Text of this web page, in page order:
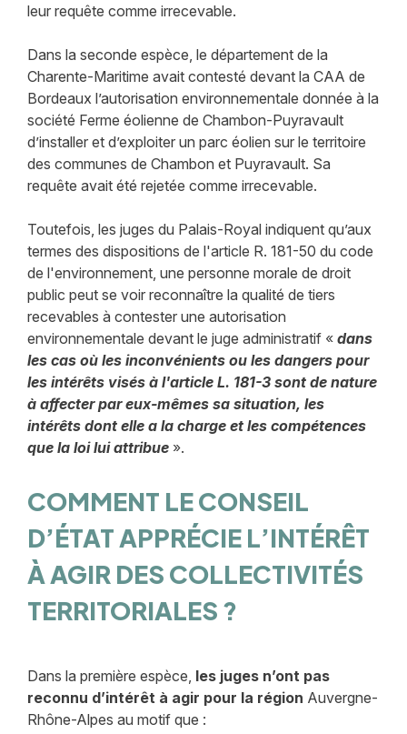
leur requête comme irrecevable.
Dans la seconde espèce, le département de la
Charente-Maritime avait contesté devant la CAA de
Bordeaux l’autorisation environnementale donnée à la
société Ferme éolienne de Chambon-Puyravault
d’installer et d’exploiter un parc éolien sur le territoire
des communes de Chambon et Puyravault. Sa
requête avait été rejetée comme irrecevable.
Toutefois, les juges du Palais-Royal indiquent qu’aux
termes des dispositions de l'article R. 181-50 du code
de l'environnement, une personne morale de droit
public peut se voir reconnaître la qualité de tiers
recevables à contester une autorisation
environnementale devant le juge administratif « dans
les cas où les inconvénients ou les dangers pour
les intérêts visés à l'article L. 181-3 sont de nature
à affecter par eux-mêmes sa situation, les
intérêts dont elle a la charge et les compétences
que la loi lui attribue».
COMMENT LE CONSEIL
D’ÉTAT APPRÉCIE L’INTÉRÊT
À AGIR DES COLLECTIVITÉS
TERRITORIALES ?
Dans la première espèce, les juges n’ont pas
reconnu d’intérêt à agir pour la région Auvergne-
Rhône-Alpes au motif que :